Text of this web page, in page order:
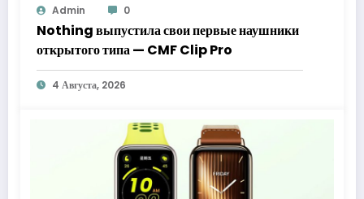
Admin 0
Nothing выпустила свои первые наушники
открытого типа — CMF Clip Pro
4 Августа, 2026